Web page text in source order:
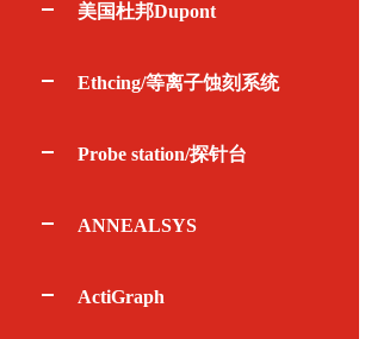
美国杜邦Dupont
Ethcing/等离子蚀刻系统
Probe station/探针台
ANNEALSYS
ActiGraph